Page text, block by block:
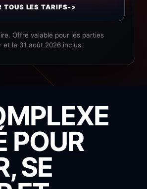
TOUS LES TARIFS->
Offre valable pour les parties
et le 31 août 2026 inclus.
POUR
SE